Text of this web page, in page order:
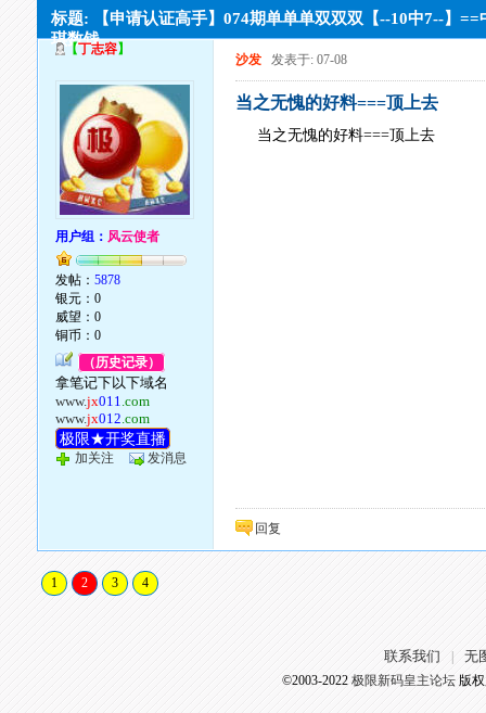
标题: 【申请认证高手】074期单单单双双双【--10中7--】==
琪数钱
【丁志容】
用户组： 风云使者
发帖：5878
银元：0
威望：0
铜币：0
（历史记录）
拿笔记下以下域名
www.jx011.com
www.jx012.com
极限★开奖直播
加关注 发消息
沙发 发表于: 07-08
当之无愧的好料===顶上去
当之无愧的好料===顶上去
回复
1 2 3 4
联系我们 无
©2003-2022 极限新码皇主论坛版权